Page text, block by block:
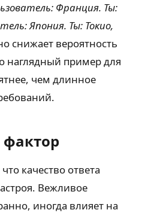
Франция. Ты:
Япония. Ты: Токио,
снижает вероятность
наглядный пример для
чем длинное
качество ответа
Вежливое
иногда влияет на